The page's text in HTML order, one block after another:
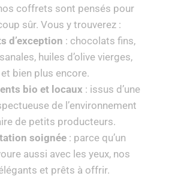
coffrets sont pensés pour
sûr. Vous y trouverez :
d’exception : chocolats fins,
huiles d’olive vierges,
bien plus encore.
bio et locaux : issus d’une
de l’environnement
de petits producteurs.
soignée : parce qu’un
aussi avec les yeux, nos
et prêts à offrir.